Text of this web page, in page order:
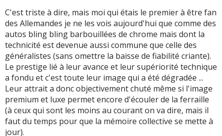
C'est triste à dire, mais moi qui étais le premier à être fan
des Allemandes je ne les vois aujourd'hui que comme des
autos bling bling barbouillées de chrome mais dont la
technicité est devenue aussi commune que celle des
généralistes (sans omettre la baisse de fiabilité criante).
Le prestige lié à leur avance et leur supériorité technique
a fondu et c'est toute leur image qui a été dégradée ...
Leur attrait a donc objectivement chuté même si l'image
premium et luxe permet encore d'écouler de la ferraille
(à ceux qui sont les moins au courant on va dire, mais il
faut du temps pour que la mémoire collective se mette à
jour).